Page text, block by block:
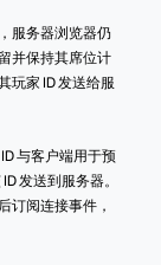
服务器浏览器仍
并保持其席位计
玩家 ID 发送给服
与客户端用于预
发送到服务器。
订阅连接事件，